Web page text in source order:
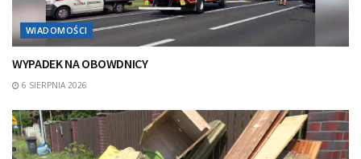
WIADOMOŚCI
WYPADEK NA OBOWDNICY
6 SIERPNIA 2026